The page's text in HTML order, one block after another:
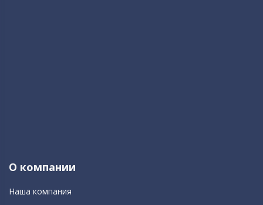
О компании
Наша компания